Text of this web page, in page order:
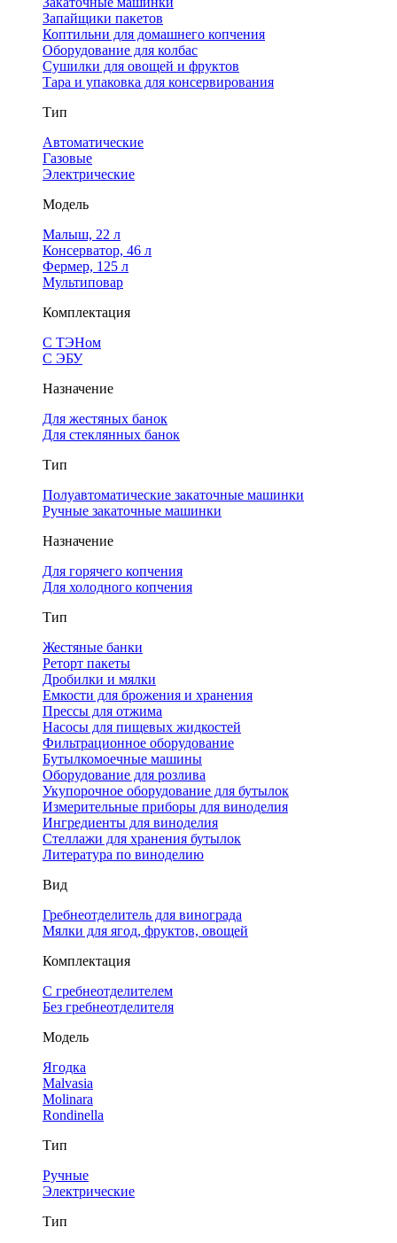
Запайщики пакетов
Коптильни для домашнего копчения
Оборудование для колбас
Сушилки для овощей и фруктов
Тара и упаковка для консервирования
Тип
Автоматические
Газовые
Электрические
Модель
Малыш, 22 л
Консерватор, 46 л
Фермер, 125 л
Мультиповар
Комплектация
С ТЭНом
С ЭБУ
Назначение
Для жестяных банок
Для стеклянных банок
Тип
Полуавтоматические закаточные машинки
Ручные закаточные машинки
Назначение
Для горячего копчения
Для холодного копчения
Тип
Жестяные банки
Реторт пакеты
Дробилки и мялки
Емкости для брожения и хранения
Прессы для отжима
Насосы для пищевых жидкостей
Фильтрационное оборудование
Бутылкомоечные машины
Оборудование для розлива
Укупорочное оборудование для бутылок
Измерительные приборы для виноделия
Ингредиенты для виноделия
Стеллажи для хранения бутылок
Литература по виноделию
Вид
Гребнеотделитель для винограда
Мялки для ягод, фруктов, овощей
Комплектация
С гребнеотделителем
Без гребнеотделителя
Модель
Ягодка
Malvasia
Molinara
Rondinella
Тип
Ручные
Электрические
Тип